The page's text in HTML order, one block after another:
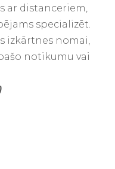
ar distanceriem,
specializēt.
izkārtnes nomai,
notikumu vai